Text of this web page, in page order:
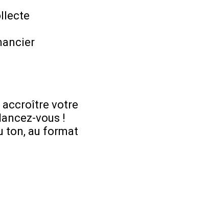
accroître votre
vous !
ton, au format